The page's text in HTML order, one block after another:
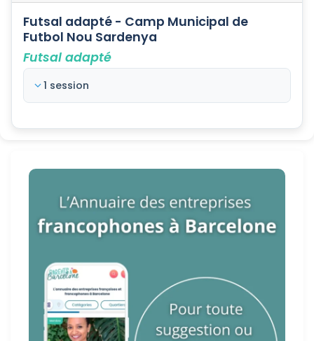
Futsal adapté - Camp Municipal de
Futbol Nou Sardenya
Futsal adapté
1 session